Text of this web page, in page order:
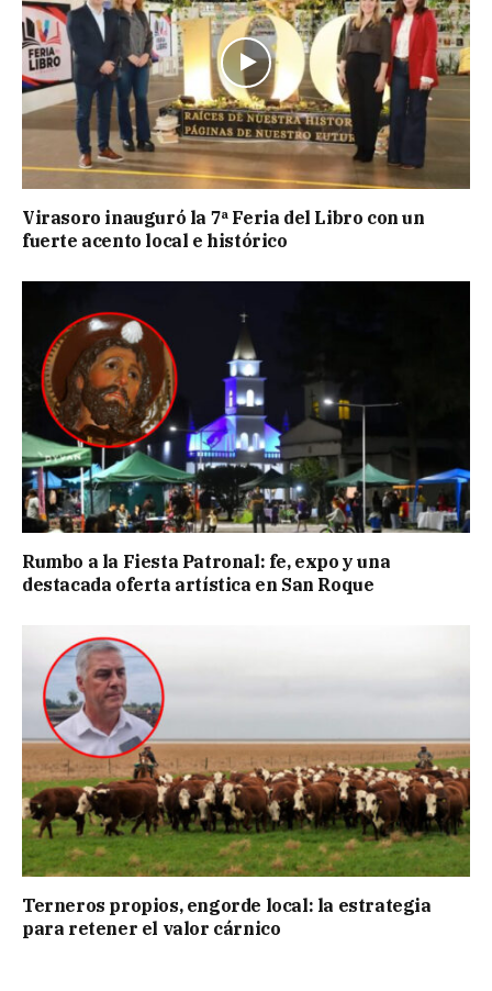
Virasoro inauguró la 7ª Feria del Libro con un
fuerte acento local e histórico
Rumbo a la Fiesta Patronal: fe, expo y una
destacada oferta artística en San Roque
Terneros propios, engorde local: la estrategia
para retener el valor cárnico